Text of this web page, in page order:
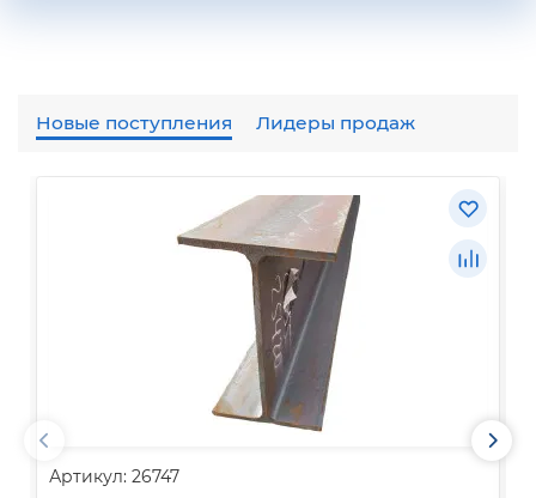
Новые поступления Лидеры продаж
Артикул: 26747